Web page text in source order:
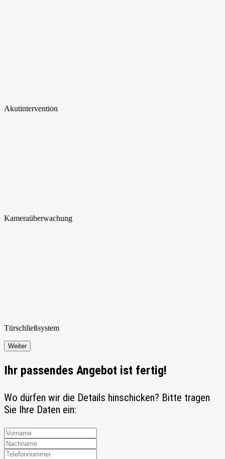
Akutintervention
Kameraüberwachung
Türschließsystem
Weiter
Ihr passendes Angebot ist fertig!
Wo dürfen wir die Details hinschicken? Bitte tragen
Sie Ihre Daten ein: